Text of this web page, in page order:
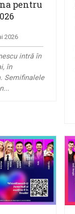
pentru
2026
intră în
în
Semifinalele